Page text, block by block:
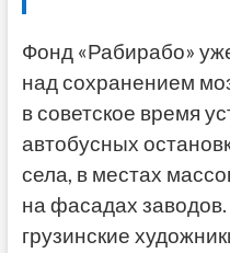
Фонд «Рабирабо»
над сохранением
в советское время
автобусных
села, в местах
на фасадах
грузинские